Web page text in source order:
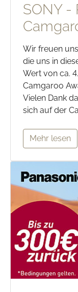
SONY -
Wir freuen
die uns in
Wert von ca.
Camgaroo
Vielen Dank
sich auf der
Mehr lesen